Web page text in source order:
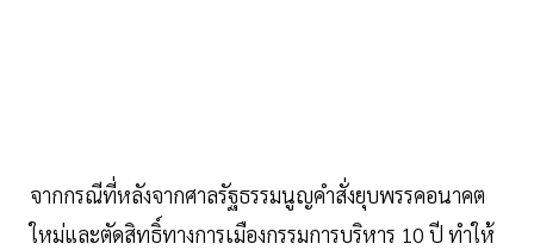
จากกรณีที่หลังจากศาลรัฐธรรมนูญคำสั่งยุบพรรคอนาคต
ใหม่และตัดสิทธิ์ทางการเมืองกรรมการบริหาร 10 ปี ทำให้